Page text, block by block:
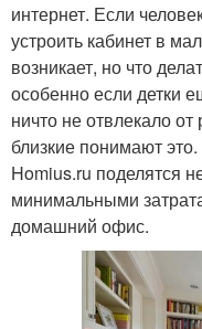
интернет. Если
устроить кабинет в
возникает, но что
особенно если детки
ничто не отвлекало
близкие понимают
Homius.ru поделятся
минимальными
домашний офис.